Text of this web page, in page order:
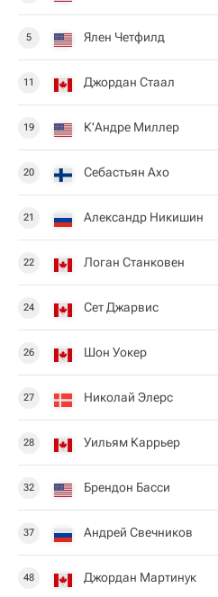
5 Ялен Четфилд
11 Джордан Стаал
19 К'Андре Миллер
20 Себастьян Ахо
21 Александр Никишин
22 Логан Станковен
24 Сет Джарвис
26 Шон Уокер
27 Николай Элерс
28 Уильям Каррьер
32 Брендон Басси
37 Андрей Свечников
48 Джордан Мартинук